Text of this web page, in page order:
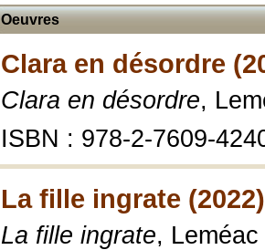
Oeuvres
Clara en désordre
Clara en désordre,
ISBN : 978-2-7609-
La fille ingrate (2022)
La fille ingrate,